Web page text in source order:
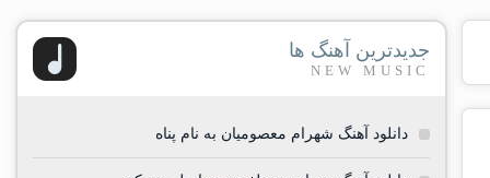
جدیدترین آهنگ ها
NEW MUSIC
دانلود آهنگ شهرام معصومیان به نام پناه